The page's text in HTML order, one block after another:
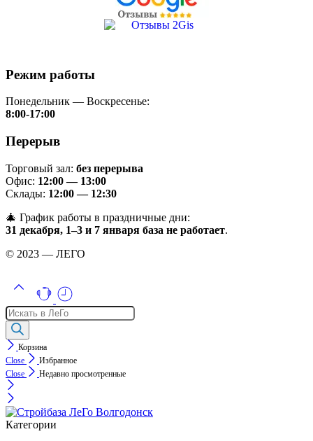
Режим работы
Понедельник — Воскресенье:
8:00-17:00
Перерыв
Торговый зал: без перерыва
Офис: 12:00 — 13:00
Склады: 12:00 — 12:30
🎄 График работы в праздничные дни:
31 декабря, 1–3 и 7 января база не работает.
© 2023 — ЛЕГО
Поиск
товаров
Корзина
Close
Избранное
Close
Недавно просмотренные
Категории